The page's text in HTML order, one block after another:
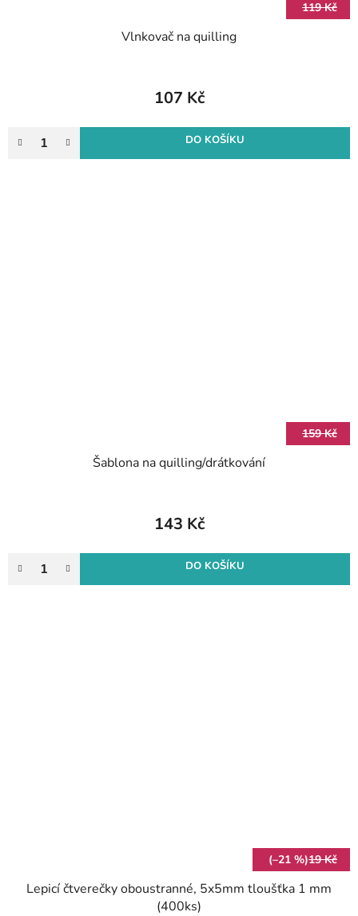
119 Kč
Vlnkovač na quilling
107 Kč
DO KOŠÍKU
159 Kč
Šablona na quilling/drátkování
143 Kč
DO KOŠÍKU
(–21 %)19 Kč
Lepicí čtverečky oboustranné, 5x5mm tloušťka 1 mm
(400ks)